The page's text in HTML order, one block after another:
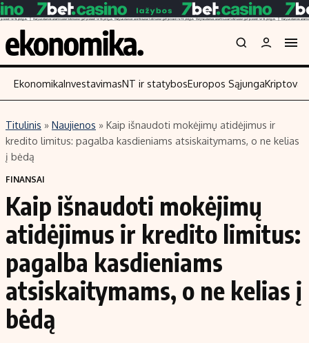
Turinys
Naujienos
Aplinka
Verslas
Energetika
Ekonomika
Politika
NT ir statybos
Skaitykite
Žemės ūkis
Technologijos
Populiarios temos
EkonomikaInvestavimasNT ir statybosEuropos Sąjunga
Titulinis » Naujienos » Kaip išnaudoti mokėjimų atidėjimus ir
kredito limitus: pagalba kasdieniams atsiskaitymams, o ne kelias
į bėdą
FINANSAI
Kaip išnaudoti mokėjimų
atidėjimus ir kredito limitus:
pagalba kasdieniams
atsiskaitymams, o ne kelias į
bėdą